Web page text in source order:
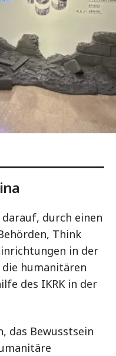
durch einen
Think
in der
humanitären
des IKRK in der
das Bewusstsein